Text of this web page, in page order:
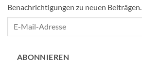
Benachrichtigungen zu neuen Beiträgen.
ABONNIEREN